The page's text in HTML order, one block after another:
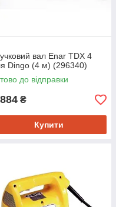
вал Enar TDX 4
Dingo (4 м) (296340)
до відправки
₴
Купити